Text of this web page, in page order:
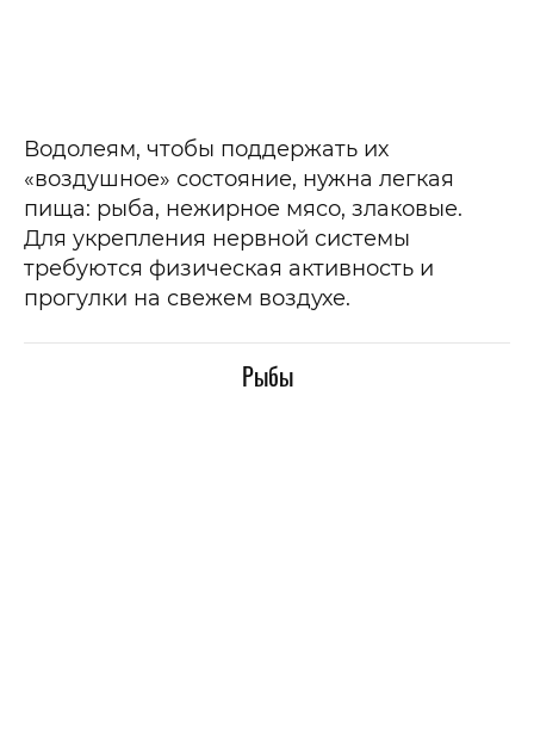
Водолеям, чтобы поддержать их
«воздушное» состояние, нужна легкая
пища: рыба, нежирное мясо, злаковые.
Для укрепления нервной системы
требуются физическая активность и
прогулки на свежем воздухе.
Рыбы